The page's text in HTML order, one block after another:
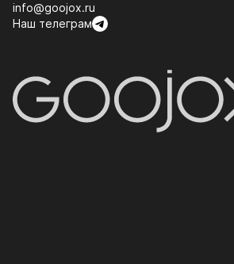
info@goojox.ru
Наш телеграм